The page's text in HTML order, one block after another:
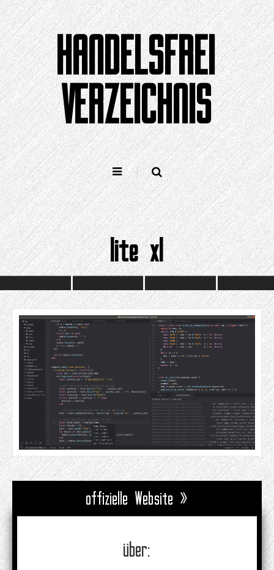
Zum
Inhalt
springen
HANDELSFREI
VERZEICHNIS
lite xl
offizielle Website »
über: